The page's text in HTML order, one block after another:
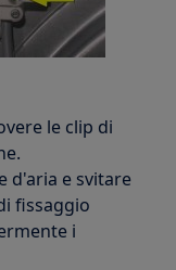
le clip di
d'aria e svitare
fissaggio
i